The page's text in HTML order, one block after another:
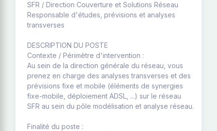
SFR / Direction Couverture et Solutions Réseau
Responsable d'études, prévisions et analyses
transverses
DESCRIPTION DU POSTE
Contexte / Périmètre d'intervention :
Au sein de la direction générale du réseau, vous
prenez en charge des analyses transverses et des
prévisions fixe et mobile (éléments de synergies
fixe-mobile, déploiement ADSL, ...) sur le réseau
SFR au sein du pôle modélisation et analyse réseau.
Finalité du poste :